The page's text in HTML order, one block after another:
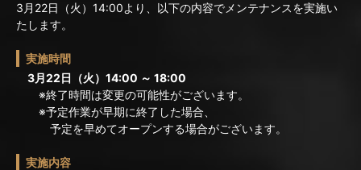
3月22日（火）14:00より、以下の内容でメンテナンスを実施い
たします。
実施時間
3月22日（火）14:00 ～ 18:00
※終了時間は変更の可能性がございます。
※予定作業が早期に終了した場合、
予定を早めてオープンする場合がございます。
実施内容